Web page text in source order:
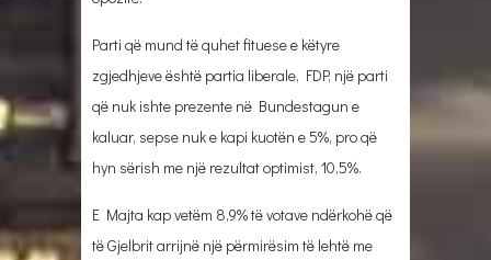
Parti që mund të quhet fituese e këtyre
zgjedhjeve është partia liberale, FDP, një parti
që nuk ishte prezente në Bundestagun e
kaluar, sepse nuk e kapi kuotën e 5%, pro që
hyn sërish me një rezultat optimist, 10,5%.
E Majta kap vetëm 8,9% të votave ndërkohë që
të Gjelbrit arrijnë një përmirësim të lehtë me